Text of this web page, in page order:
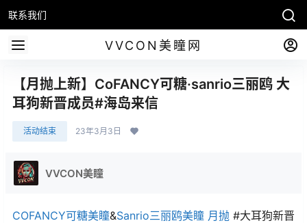
联系我们
VVCON美瞳网
【月抛上新】CoFANCY可糖·sanrio三丽鸥 大
耳狗新晋成员#海岛来信
活动结束 23年3月3日
VVCON美瞳
COFANCY可糖美瞳&Sanrio三丽鸥美瞳 月抛 #大耳狗新晋